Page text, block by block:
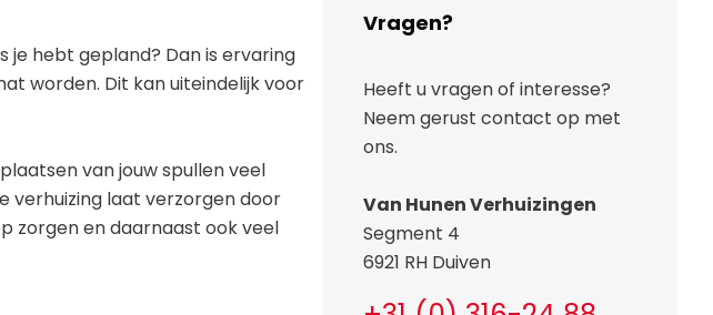
je hebt gepland? Dan is ervaring
worden. Dit kan uiteindelijk voor
van jouw spullen veel
verhuizing laat verzorgen door
zorgen en daarnaast ook veel
Vragen?
Heeft u vragen of interesse?
Neem gerust contact op met
ons.
Van Hunen Verhuizingen
Segment 4
6921 RH Duiven